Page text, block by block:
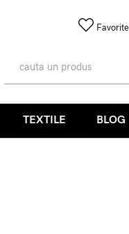
Favorite
TEXTILE BLOG